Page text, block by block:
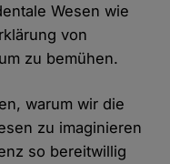
Wesen wie
von
zu bemühen.
warum wir die
zu imaginieren
so bereitwillig